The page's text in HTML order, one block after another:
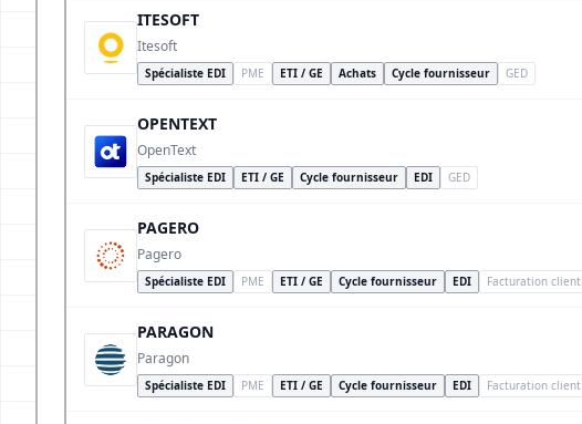
ITESOFT
Itesoft
Spécialiste EDI PME ETI / GE Achats Cycle fournisseur GED
OPENTEXT
OpenText
Spécialiste EDI ETI / GE Cycle fournisseur EDI GED
PAGERO
Pagero
Spécialiste EDI PME ETI / GE Cycle fournisseur EDI Facturation client
PARAGON
Paragon
Spécialiste EDI PME ETI / GE Cycle fournisseur EDI Facturation client